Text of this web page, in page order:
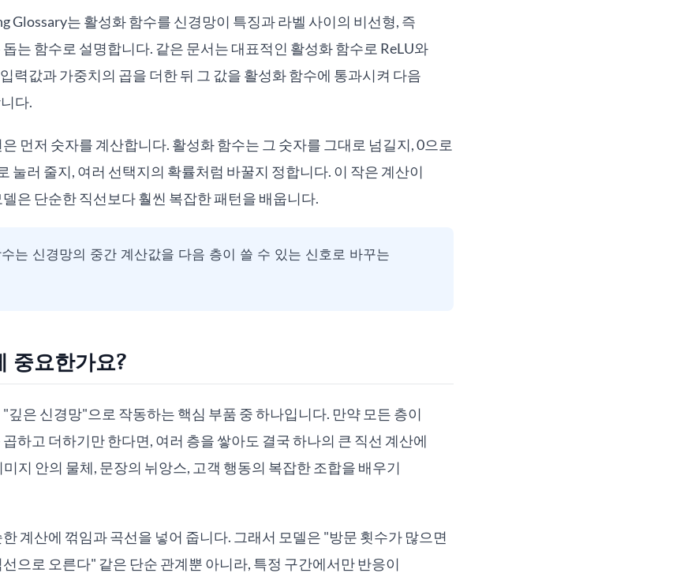
Glossary는 활성화 함수를 신경망이 특징과 라벨 사이의 비선형, 즉
는 함수로 설명합니다. 같은 문서는 대표적인 활성화 함수로 ReLU와
력값과 가중치의 곱을 더한 뒤 그 값을 활성화 함수에 통과시켜 다음
다.
먼저 숫자를 계산합니다. 활성화 함수는 그 숫자를 그대로 넘길지, 0으로
눌러 줄지, 여러 선택지의 확률처럼 바꿀지 정합니다. 이 작은 계산이
은 단순한 직선보다 훨씬 복잡한 패턴을 배웁니다.
는 신경망의 중간 계산값을 다음 층이 쓸 수 있는 신호로 바꾸는
중요한가요?
깊은 신경망"으로 작동하는 핵심 부품 중 하나입니다. 만약 모든 층이
하고 더하기만 한다면, 여러 층을 쌓아도 결국 하나의 큰 직선 계산에
지 안의 물체, 문장의 뉘앙스, 고객 행동의 복잡한 조합을 배우기
계산에 꺾임과 곡선을 넣어 줍니다. 그래서 모델은 "방문 횟수가 많으면
으로 오른다" 같은 단순 관계뿐 아니라, 특정 구간에서만 반응이